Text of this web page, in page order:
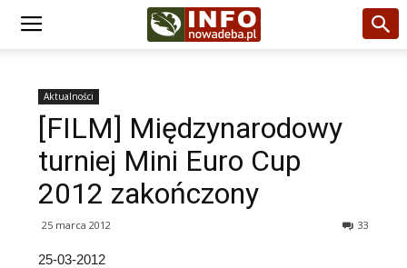
Aktualności
[FILM] Międzynarodowy
turniej Mini Euro Cup
2012 zakończony
25 marca 2012 33
25-03-2012